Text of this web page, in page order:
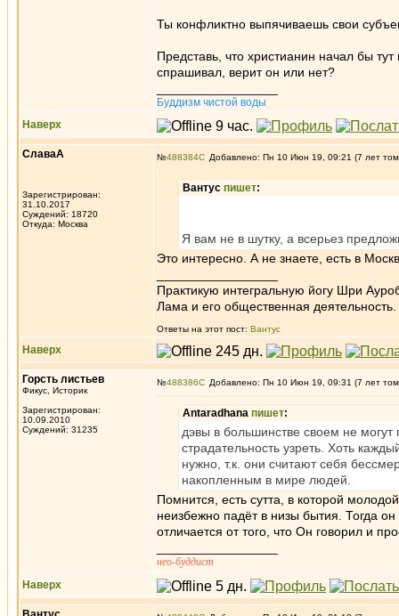
Ты конфликтно выпячиваешь свои
Представь, что христианин начал бы
спрашивал, верит он или нет?
Буддизм чистой воды
Наверх
СлаваА
Зарегистрирован:
31.10.2017
Суждений: 18720
Откуда: Москва
№488384 Добавлено: Пн 10 Июн 19, 09:21 (7 лет
Вантус пишет:
Я вам не в шутку, а всерьез
Это интересно. А не знаете, есть в
Практикую интегральную йогу Шри
Лама и его общественная деятельность.
Ответы на этот пост: Вантус
Наверх
Горсть листьев
Фикус, Историк
Зарегистрирован:
10.09.2010
Суждений: 31235
№488386 Добавлено: Пн 10 Июн 19, 09:31 (7 лет
Antaradhana пишет:
дэвы в большинстве своем не могут
страдательность узреть. Хоть
нужно, т.к. они считают себя
накопленным в мире людей.
Помнится, есть сутта, в которой
неизбежно падёт в низы бытия. Тогда
отличается от того, что Он говорил и
нео-буддист
Наверх